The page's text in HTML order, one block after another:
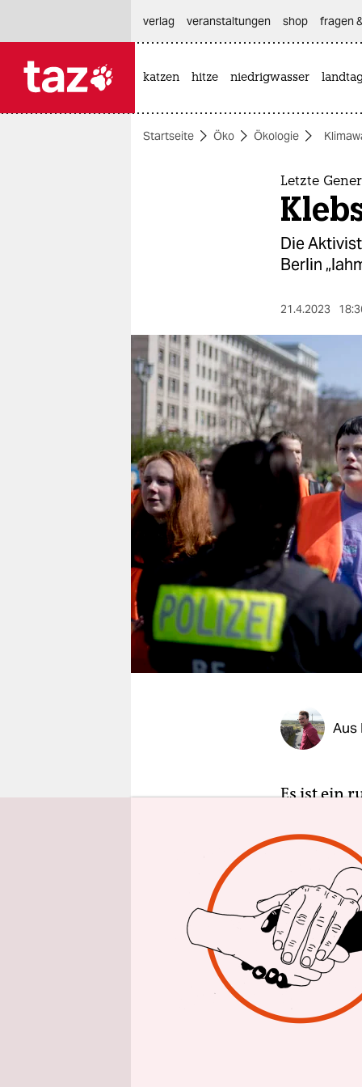
themen
berlin
nord
wahrheit
verlag
verlag
veranstaltungen
shop
fragen & hilfe
unterstützen
abo
verlag
veranstaltungen shop fragen
katzen hitze niedrigwasser
Startseite Öko Ökologie
Letzte
Die
Berlin
21.4.2023
Aus
Es ist ein
spiegelt
die
Grund
starten
führen.
bleiben
Die
sich auf
im